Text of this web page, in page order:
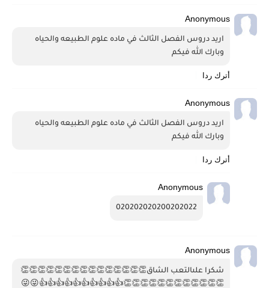
Anonymous
وبارك الله فيكم
أترك ردا
Anonymous
وبارك الله فيكم
أترك ردا
Anonymous
020202020200202022
Anonymous
شكرا علىالتعب الشاق👏👏👏👏👏👏👏👏👏👏👏👏👏👏👏
👏👏👏👏👏👏👏👏👏👏👏👏👍👍👍👍👍👍👍👍👍👍😜😜